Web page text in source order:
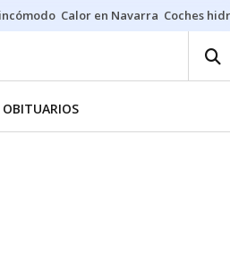
Calor en Navarra Coches
OBITUARIOS